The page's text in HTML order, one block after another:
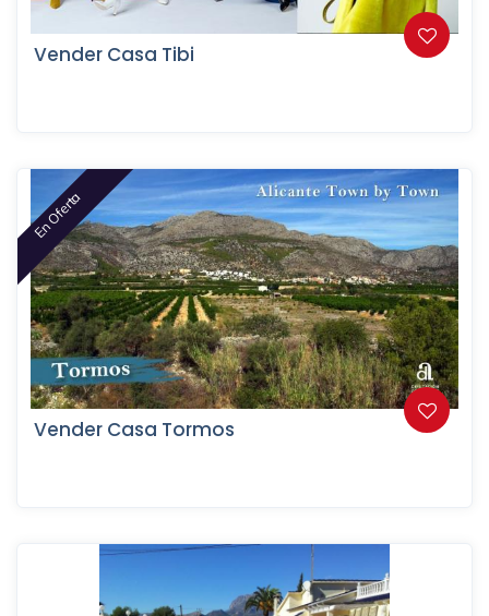
Vender Casa Tibi
En Oferta
Vender Casa Tormos